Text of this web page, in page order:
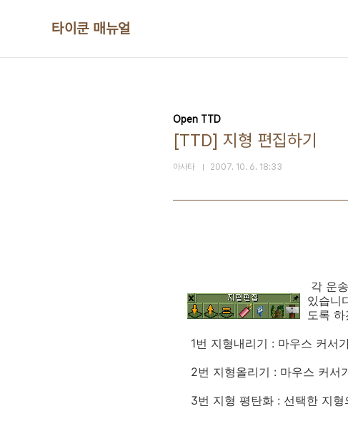
타이쿤 매뉴얼
Open TTD
[TTD] 지형 편집하기
아사타 2007. 10. 6. 18:33
각 운
있습니
도록 하
1번 지형내리기 : 마우스 커서
2번 지형올리기 : 마우스 커서
3번 지형 평탄화 : 선택한 지